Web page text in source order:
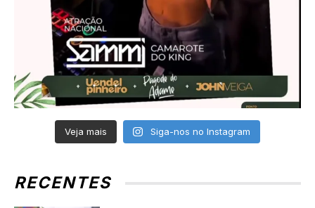
Veja mais Siga-nos no Instagram
RECENTES